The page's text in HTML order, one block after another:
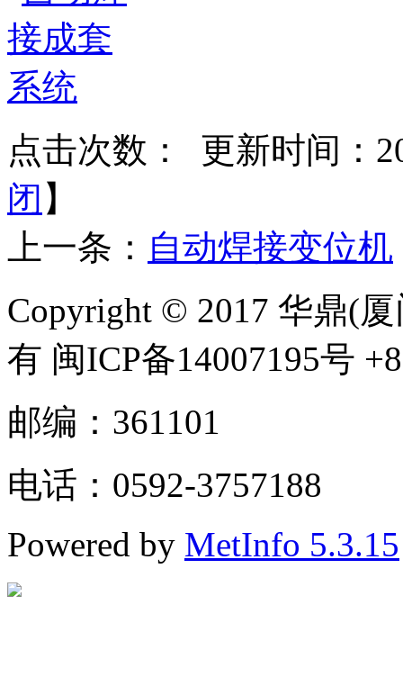
点击次数：
更新时间：
闭 】
上一条： 自动焊接变位机
Copyright © 2017 华鼎(
有 闽ICP备14007195号
邮编：361101
电话：0592-3757188
Powered by MetInfo 5.3.15